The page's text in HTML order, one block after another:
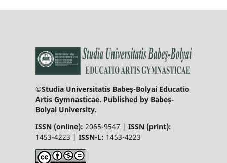
©Studia Universitatis Babeş-Bolyai Educatio
Artis Gymnasticae. Published by Babeș-
Bolyai University.
ISSN (online): 2065-9547 | ISSN (print):
1453-4223 | ISSN-L: 1453-4223